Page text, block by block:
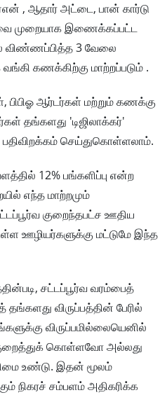
, ஆதார் அட்டை, பான் கார்டு
முறையாக இணைக்கப்பட்ட
3 வேலை
கணக்கிற்கு மாற்றப்படும் .
பிபிஓ ஆர்டர்கள் மற்றும் கணக்கு
தங்களது 'டிஜிலாக்கர்'
பதிவிறக்கம் செய்துகொள்ளலாம்.
12% பங்களிப்பு என்ற
எந்த மாற்றமும்
குறைந்தபட்ச ஊதிய
ஊழியர்களுக்கு மட்டுமே இந்த
சட்டப்பூர்வ வரம்பைத்
விருப்பத்தின் பேரில்
விருப்பமில்லையெனில்
கொள்ளவோ அல்லது
உண்டு. இதன் மூலம்
நிகரச் சம்பளம் அதிகரிக்க